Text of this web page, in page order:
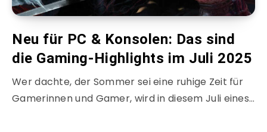
Neu für PC & Konsolen: Das sind
die Gaming-Highlights im Juli 2025
Wer dachte, der Sommer sei eine ruhige Zeit für
Gamerinnen und Gamer, wird in diesem Juli eines…